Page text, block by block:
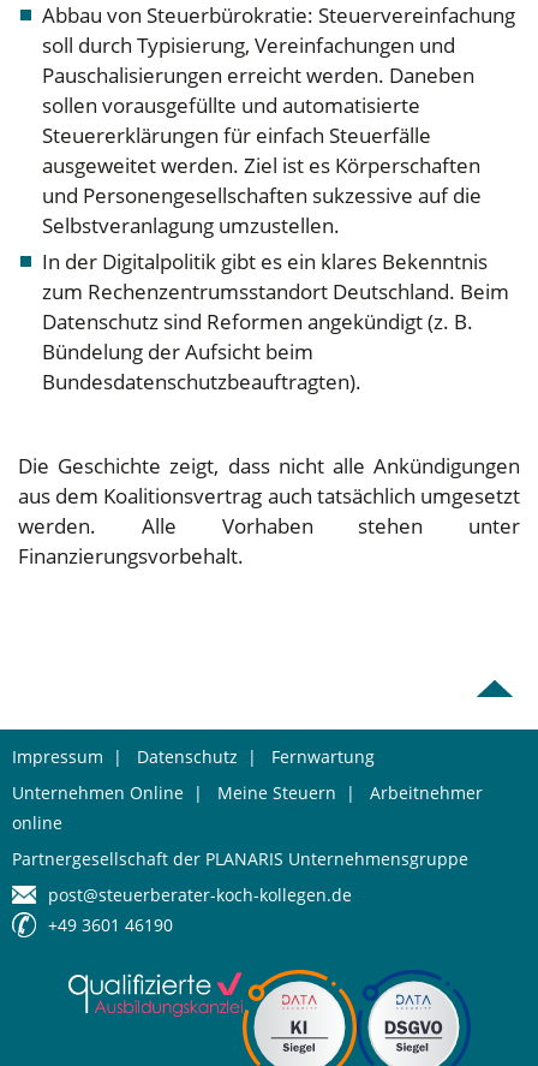
Abbau von Steuerbürokratie: Steuervereinfachung
soll durch Typisierung, Vereinfachungen und
Pauschalisierungen erreicht werden. Daneben
sollen vorausgefüllte und automatisierte
Steuererklärungen für einfach Steuerfälle
ausgeweitet werden. Ziel ist es Körperschaften
und Personengesellschaften sukzessive auf die
Selbstveranlagung umzustellen.
In der Digitalpolitik gibt es ein klares Bekenntnis
zum Rechenzentrumsstandort Deutschland. Beim
Datenschutz sind Reformen angekündigt (z. B.
Bündelung der Aufsicht beim
Bundesdatenschutzbeauftragten).
Die Geschichte zeigt, dass nicht alle Ankündigungen
aus dem Koalitionsvertrag auch tatsächlich umgesetzt
werden. Alle Vorhaben stehen unter
Finanzierungsvorbehalt.
Impressum | Datenschutz | Fernwartung
Unternehmen Online | Meine Steuern | Arbeitnehmer
online
Partnergesellschaft der PLANARIS Unternehmensgruppe
post@steuerberater-koch-kollegen.de
+49 3601 46190